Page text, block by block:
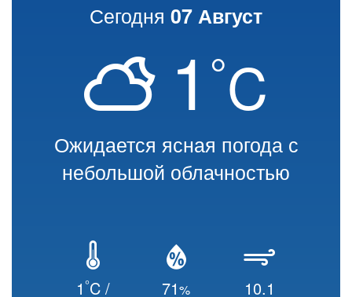
Сегодня 07 Август
1 °C
Ожидается ясная погода с
небольшой облачностью
1°C /
71% 10.1